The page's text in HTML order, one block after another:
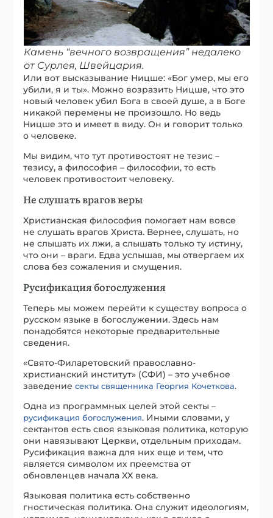
Камень “вечного возвращения” недалеко
от Сурлея, Швейцария.
Или вот высказывание Ницше: «Бог умер, мы его
убили, я и ты». Можно возразить Ницше, что это
новый человек убил Бога в своей душе, а в Боге
никакой перемены не произошло. Но ведь
Ницше это и имеет в виду. Он и говорит только
о человеке.
Мы видим, что тут противостоят не тезис –
тезису, а философия – философии, то есть
человек противостоит человеку.
Не слушать врагов веры
Христианская философия помогает нам вовсе
не слушать врагов Христа. Вернее, слушать, но
не слышать их лжи, а слышать только ту истину,
что они – враги. Едва услышав, мы отвергаем их
слова без сожаления и смущения.
Русификация богослужения
Теперь мы можем перейти к существу вопроса о
русском языке в богослужении. Здесь нам
понадобятся некоторые предварительные
сведения.
«Свято-Филаретовский православно-
христианский институт» (СФИ) – это учебное
заведениесекты священника Георгия Кочеткова.
Одна из программных целей этой секты –
русификация богослужения. Иными словами, у
сектантов есть своя языковая политика, которую
они навязывают Церкви, отдельным приходам.
Русификация важна для них еще и тем, что
является символом их преемства от
обновленцев начала XX века.
Языковая политика есть собственно
гностическая политика. Она служит идеологиям,